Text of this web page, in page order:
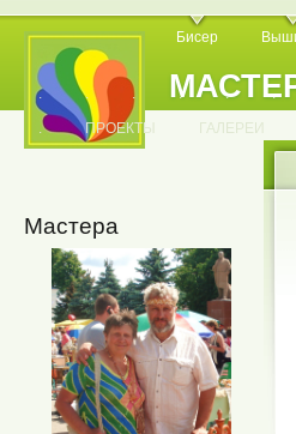
Бисер
. . . . . .
. ПРОЕКТЫ ГАЛЕРЕИ
Мастера